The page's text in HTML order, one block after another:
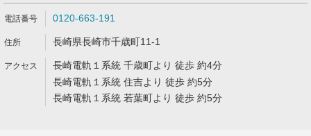
0120-663-191
長崎県長崎市千歳町11-1
長崎電軌１系統 千歳町より 徒歩 約4分
長崎電軌１系統 住吉より 徒歩 約5分
長崎電軌１系統 若葉町より 徒歩 約5分